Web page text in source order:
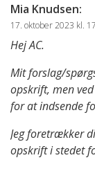
Mia Knudsen:
17. oktober 2023 kl.
Hej AC.
Mit forslag/
opskrift, men
for at indsende
Jeg foretrækker
opskrift i stedet